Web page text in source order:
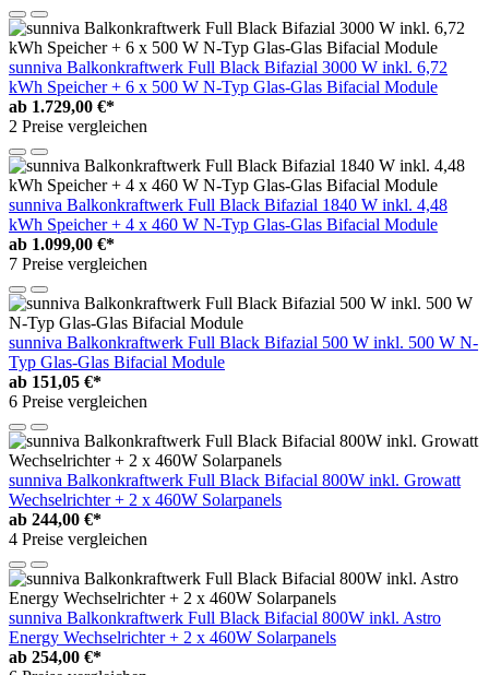
sunniva Balkonkraftwerk Full Black Bifazial 3000 W inkl. 6,72
kWh Speicher + 6 x 500 W N-Typ Glas-Glas Bifacial Module
ab 1.729,00 €*
2 Preise vergleichen
sunniva Balkonkraftwerk Full Black Bifazial 1840 W inkl. 4,48
kWh Speicher + 4 x 460 W N-Typ Glas-Glas Bifacial Module
ab 1.099,00 €*
7 Preise vergleichen
sunniva Balkonkraftwerk Full Black Bifazial 500 W inkl. 500 W N-
Typ Glas-Glas Bifacial Module
ab 151,05 €*
6 Preise vergleichen
sunniva Balkonkraftwerk Full Black Bifacial 800W inkl. Growatt
Wechselrichter + 2 x 460W Solarpanels
ab 244,00 €*
4 Preise vergleichen
sunniva Balkonkraftwerk Full Black Bifacial 800W inkl. Astro
Energy Wechselrichter + 2 x 460W Solarpanels
ab 254,00 €*